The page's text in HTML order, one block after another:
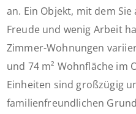
an. Ein Objekt, mit dem
Freude und wenig Arbeit
Zimmer-Wohnungen
und 74 m² Wohnfläche im
Einheiten sind großzügig
familienfreundlichen